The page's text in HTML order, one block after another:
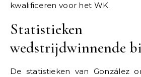
kwalificeren voor het WK.
wedstrijdwinnende
De statistieken van González